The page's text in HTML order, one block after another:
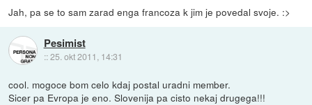
Jah, pa se to sam zarad enga francoza k jim je povedal svoje. :>
Pesimist
::25. okt 2011, 14:31
cool. mogoce bom celo kdaj postal uradni member.
Sicer pa Evropa je eno. Slovenija pa cisto nekaj drugega!!!